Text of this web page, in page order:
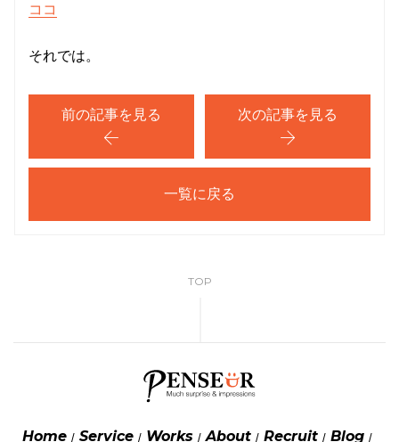
ココ
それでは。
前の記事を見る
一覧に戻る
次の記事を見る
TOP
Home Service Works About Recruit Blog